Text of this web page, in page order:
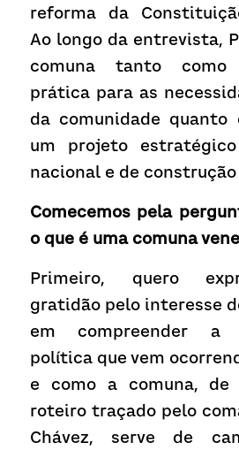
reforma da
Ao longo da entrevista,
comuna tanto como
prática para as
da comunidade quanto
um projeto
nacional e de
Comecemos pela
o que é uma comuna
Primeiro, quero
gratidão pelo interesse
em compreender a
política que vem
e como a comuna, de
roteiro traçado pelo
Chávez, serve de